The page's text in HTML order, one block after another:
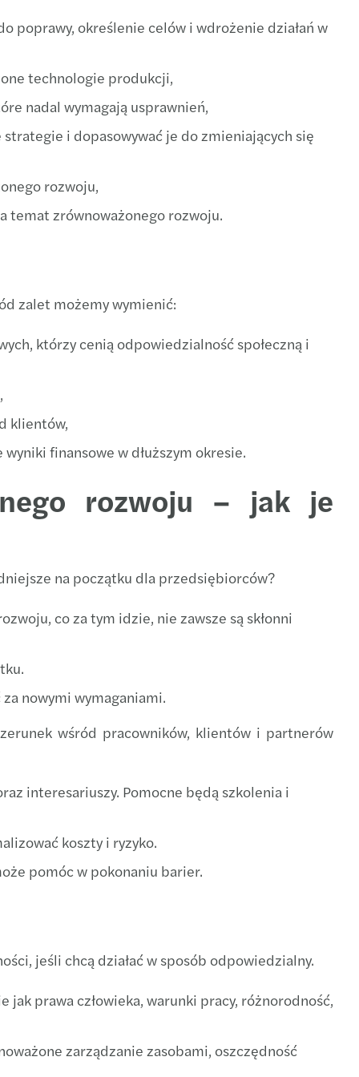
zarządzające są gotowe na transformacje
perspektywy dla M&A w Europie Środkowej
kontynuuje rozwój w Polsce i na świecie
w Polsce ogłasza awans nowego Partnera
CEE na 5. miejscu w rankingu Mergermarket
nominuje nowego Partnera międzynarodowego
poprawy, określenie celów i wdrożenie działań w
technologie produkcji,
nadal wymagają usprawnień,
i dopasowywać je do zmieniających się
rozwoju,
temat zrównoważonego rozwoju.
zalet możemy wymienić:
którzy cenią odpowiedzialność społeczną i
klientów,
finansowe w dłuższym okresie.
rozwoju – jak je
na początku dla przedsiębiorców?
co za tym idzie, nie zawsze są skłonni
nowymi wymaganiami.
wśród pracowników, klientów i partnerów
interesariuszy. Pomocne będą szkolenia i
koszty i ryzyko.
pomóc w pokonaniu barier.
jeśli chcą działać w sposób odpowiedzialny.
prawa człowieka, warunki pracy, różnorodność,
zarządzanie zasobami, oszczędność